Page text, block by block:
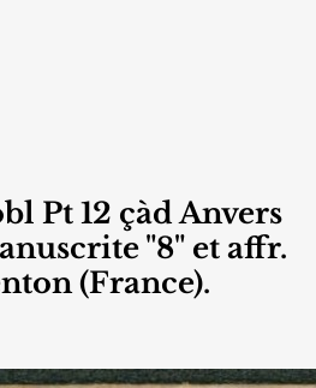
Pt 12 çàd Anvers
"8" et affr.
(France).